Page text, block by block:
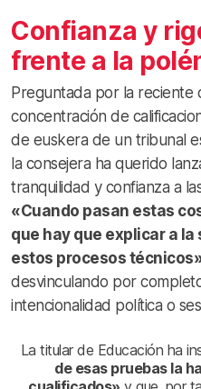
Confianza y
frente a la
Preguntada por la reciente
concentración de
de euskera de un tribunal
la consejera ha querido
tranquilidad y confianza a
«Cuando pasan estas
que hay que explicar a
estos procesos
desvinculando por
intencionalidad política o
La titular de Educación ha
de esas pruebas la